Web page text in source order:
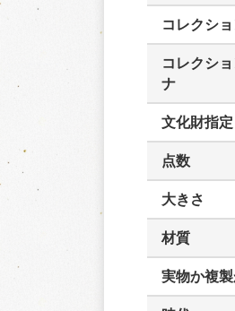
コレクシ
コレクシ
ナ
文化財指定
点数
大きさ
材質
実物か複